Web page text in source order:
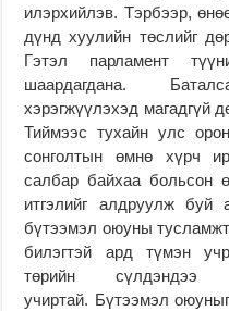
илэрхийлэв. Тэрбээр,
дүнд хуулийн төслийг
Гэтэл парламент
шаардагдана.
хэрэгжүүлэхэд магадгүй
Тиймээс тухайн улс
сонголтын өмнө хүрч
салбар байхаа больсон
итгэлийг алдруулж буй
бүтээмэл оюуны
билэгтэй ард түмэн
төрийн
учиртай. Бүтээмэл